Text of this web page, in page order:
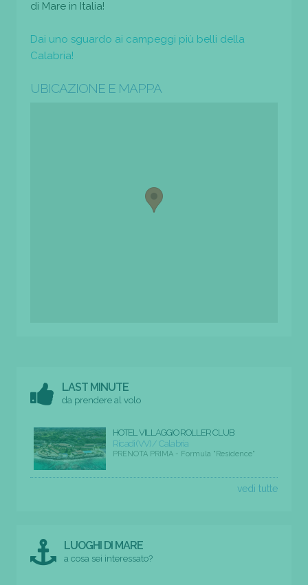
di Mare in Italia!
Dai uno sguardo ai campeggi più belli della
Calabria!
UBICAZIONE E MAPPA
LAST MINUTE
da prendere al volo
HOTEL VILLAGGIO ROLLER CLUB
Ricadi (VV) / Calabria
PRENOTA PRIMA - Formula "Residence"
vedi tutte
LUOGHI DI MARE
a cosa sei interessato?